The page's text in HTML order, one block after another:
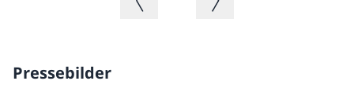
Pressebilder